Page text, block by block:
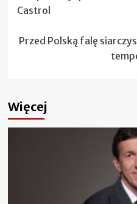
Castrol
Przed Polską falę
Więcej